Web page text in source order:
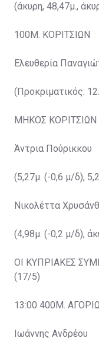
(άκυρη, 48,47μ.,
100Μ. ΚΟΡΙΤΣΙΩΝ
Ελευθερία
(Προκριματικός:
ΜΗΚΟΣ
Άντρια
(5,27μ. (-0,6 μ/δ),
Νικολέττα
(4,98μ. (-0,2 μ/δ),
ΟΙ ΚΥΠΡΙΑΚΕΣ
(17/5)
13:00 400Μ.
Ιωάννης Ανδρέου